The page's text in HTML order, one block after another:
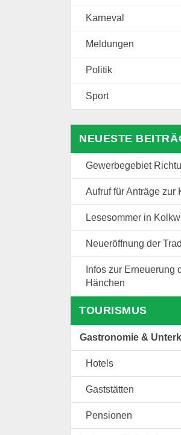
Karneval
Meldungen
Politik
Sport
NEUESTE
Gewerbegebiet
Aufruf für Anträge zur
Lesesommer in
Neueröffnung der
Infos zur
Hänchen
TOURISMUS
Gastronomie &
Hotels
Gaststätten
Pensionen